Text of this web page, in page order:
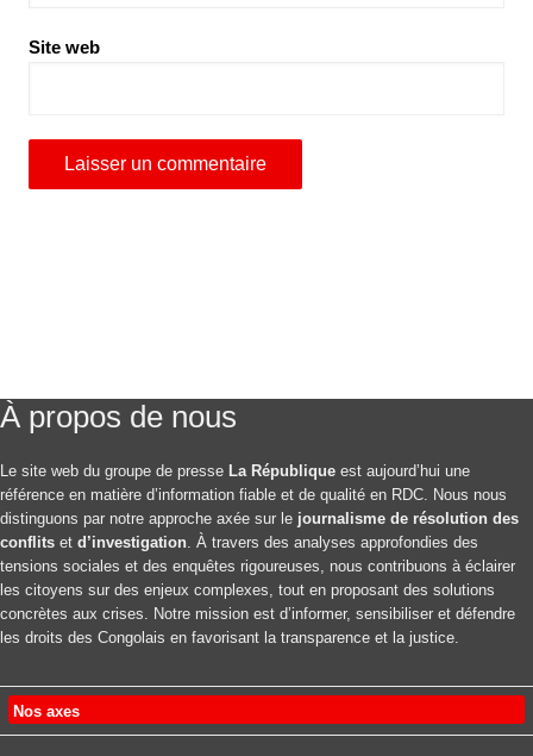
Site web
À propos de nous
Le site web du groupe de presse La République est aujourd’hui une
référence en matière d’information fiable et de qualité en RDC. Nous nous
distinguons par notre approche axée sur le journalisme de résolution des
conflits et d’investigation. À travers des analyses approfondies des
tensions sociales et des enquêtes rigoureuses, nous contribuons à éclairer
les citoyens sur des enjeux complexes, tout en proposant des solutions
concrètes aux crises. Notre mission est d’informer, sensibiliser et défendre
les droits des Congolais en favorisant la transparence et la justice.
Nos axes